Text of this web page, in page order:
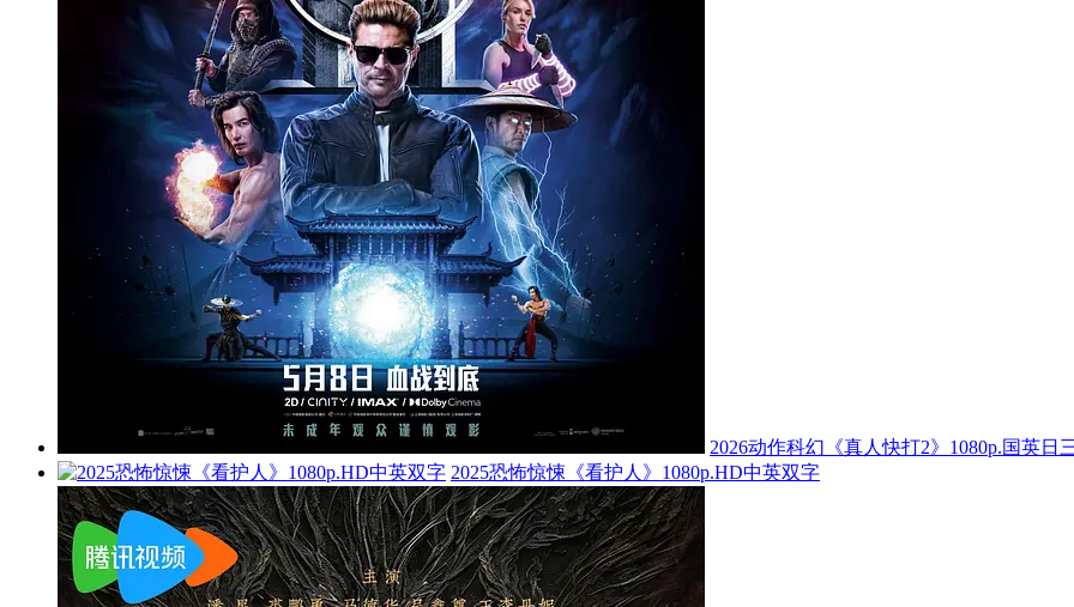
2026动作科幻《真人快打2》1080p.国英日
2025恐怖惊悚《看护人》1080p.HD中英双字